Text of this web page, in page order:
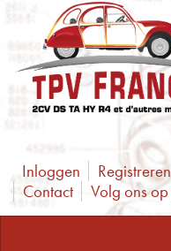
Inloggen Registreren
Contact
Volg ons op